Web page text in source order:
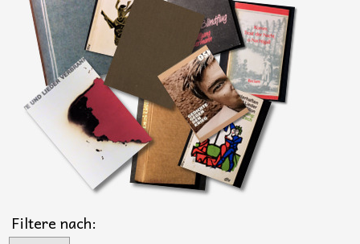
Filtere nach: